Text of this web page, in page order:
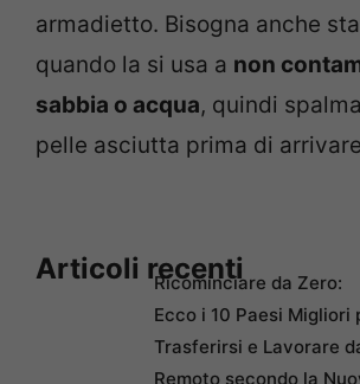
armadietto. Bisogna anche
quando la si usa a non
sabbia o acqua, quindi
pelle asciutta prima di
Articoli recentiRicominciare da Zero:
Ecco i 10 Paesi Migliori
Trasferirsi e Lavorare
Remoto secondo la